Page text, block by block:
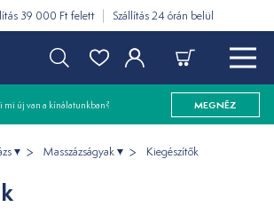
39 000 Ft felett Szállítás 24 órán belül
mi új van a kínálatunkban? MEGNÉZ
Masszázságyak Kiegészítők